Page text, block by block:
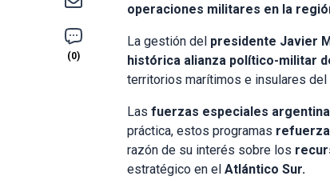
operaciones militares en la
La gestión del presidente Javier
histórica alianza político-militar
territorios marítimos e insulares del
Las fuerzas especiales
práctica, estos programas
razón de su interés sobre los
estratégico en elAtlántico Sur.